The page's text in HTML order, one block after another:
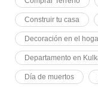
Construir tu casa
Decoración en el
Departamento en
Día de muertos